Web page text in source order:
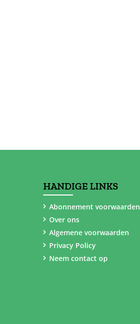
HANDIGE LINKS
Abonnement voorwaarden
Over ons
Algemene voorwaarden
Privacy Policy
Neem contact op